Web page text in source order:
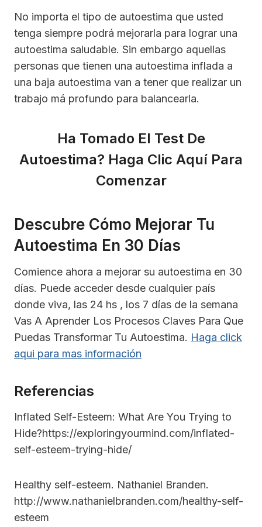
No importa el tipo de autoestima que usted
tenga siempre podrá mejorarla para lograr una
autoestima saludable. Sin embargo aquellas
personas que tienen una autoestima inflada a
una baja autoestima van a tener que realizar un
trabajo má profundo para balancearla.
Ha Tomado El Test De
Autoestima? Haga Clic Aquí Para
Comenzar
Descubre Cómo Mejorar Tu
Autoestima En 30 Días
Comience ahora a mejorar su autoestima en 30
días. Puede acceder desde cualquier país
donde viva, las 24 hs , los 7 días de la semana
Vas A Aprender Los Procesos Claves Para Que
Puedas Transformar Tu Autoestima. Haga click
aqui para mas información
Referencias
Inflated Self-Esteem: What Are You Trying to
Hide?https://exploringyourmind.com/inflated-
self-esteem-trying-hide/
Healthy self-esteem. Nathaniel Branden.
http://www.nathanielbranden.com/healthy-self-
esteem